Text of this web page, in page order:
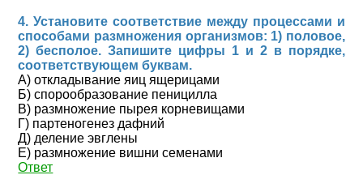
4. Установите соответствие между процессами и
способами размножения организмов: 1) половое,
2) бесполое. Запишите цифры 1 и 2 в порядке,
соответствующем буквам.
А) откладывание яиц ящерицами
Б) спорообразование пеницилла
В) размножение пырея корневищами
Г) партеногенез дафний
Д) деление эвглены
Е) размножение вишни семенами
Ответ